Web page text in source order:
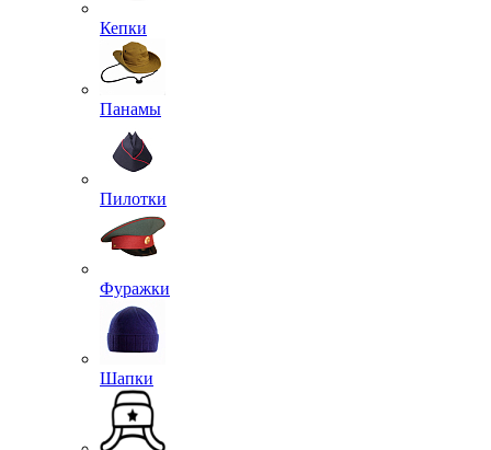
Кепки
Панамы
Пилотки
Фуражки
Шапки